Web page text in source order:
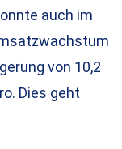
auch im
von 10,2
Dies geht